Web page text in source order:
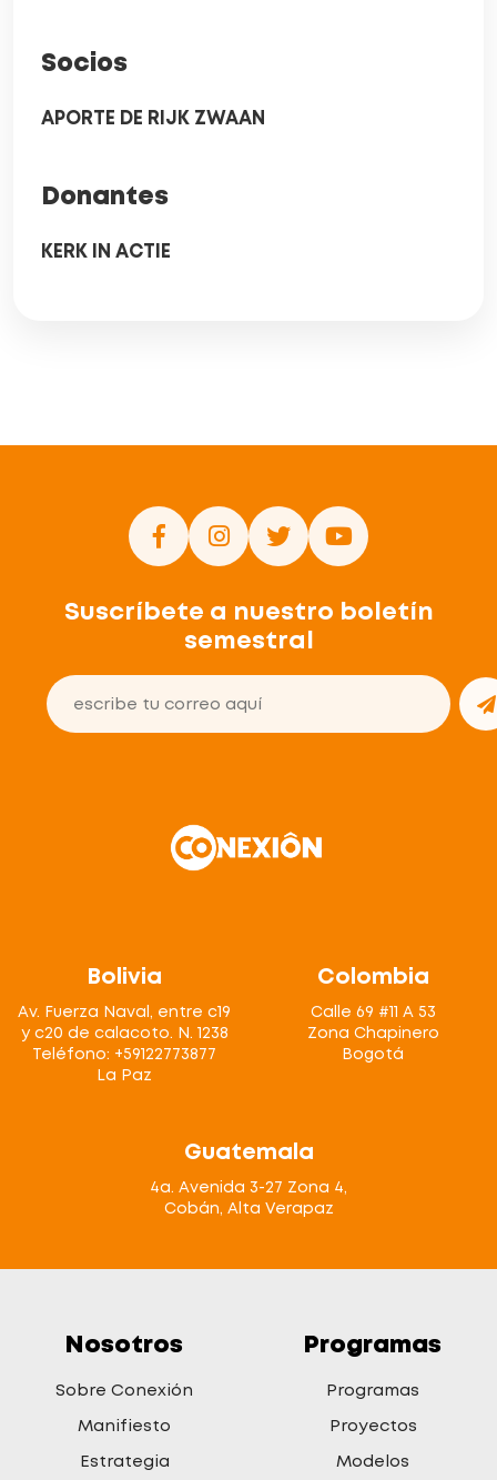
Socios
APORTE DE RIJK ZWAAN
Donantes
KERK IN ACTIE
Suscríbete a nuestro boletín
semestral
Bolivia
Av. Fuerza Naval, entre c19
y c20 de calacoto. N. 1238
Teléfono: +59122773877
La Paz
Colombia
Calle 69 #11 A 53
Zona Chapinero
Bogotá
Guatemala
4a. Avenida 3-27 Zona 4,
Cobán, Alta Verapaz
Nosotros
Sobre Conexión
Manifiesto
Estrategia
Programas
Programas
Proyectos
Modelos